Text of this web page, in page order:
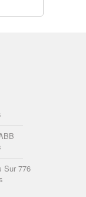
Sur 776